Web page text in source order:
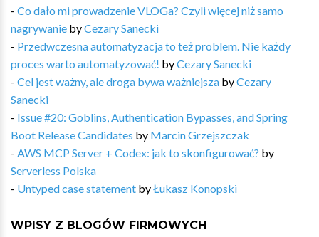
- Co dało mi prowadzenie VLOGa? Czyli więcej niż samo
nagrywanie byCezary Sanecki
- Przedwczesna automatyzacja to też problem. Nie każdy
proces warto automatyzować! byCezary Sanecki
- Cel jest ważny, ale droga bywa ważniejsza byCezary
Sanecki
- Issue #20: Goblins, Authentication Bypasses, and Spring
Boot Release Candidates by Marcin Grzejszczak
- AWS MCP Server + Codex: jak to skonfigurować? by
Serverless Polska
- Untyped case statement byŁukasz Konopski
WPISY Z BLOGÓW FIRMOWYCH